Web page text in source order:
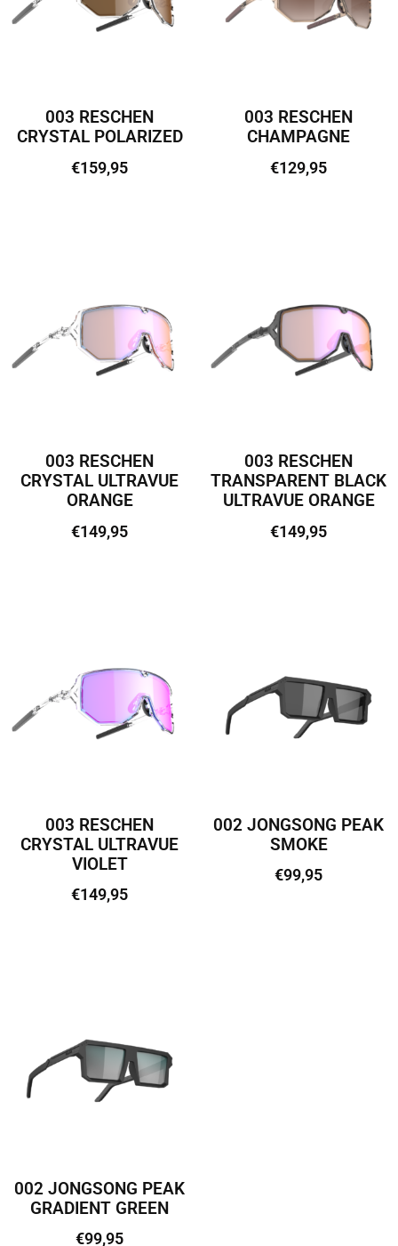
003 RESCHEN
CRYSTAL POLARIZED
€159,95
003 RESCHEN
CHAMPAGNE
€129,95
003 RESCHEN
CRYSTAL ULTRAVUE
ORANGE
€149,95
003 RESCHEN
TRANSPARENT BLACK
ULTRAVUE ORANGE
€149,95
003 RESCHEN
CRYSTAL ULTRAVUE
VIOLET
€149,95
002 JONGSONG PEAK
SMOKE
€99,95
002 JONGSONG PEAK
GRADIENT GREEN
€99,95